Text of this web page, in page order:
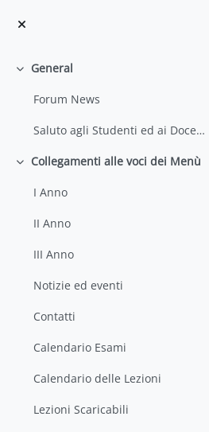
Colapsar
General
Forum News
Saluto agli Studenti ed ai Docenti
Colapsar
Collegamenti alle voci dei Menù
I Anno
II Anno
III Anno
Notizie ed eventi
Contatti
Calendario Esami
Calendario delle Lezioni
Lezioni Scaricabili